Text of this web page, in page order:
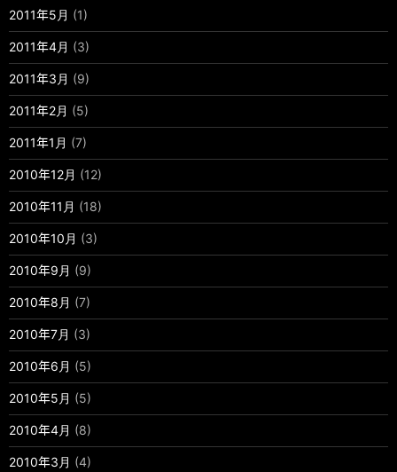
2011年5月 (1)
2011年4月 (3)
2011年3月 (9)
2011年2月 (5)
2011年1月 (7)
2010年12月 (12)
2010年11月 (18)
2010年10月 (3)
2010年9月 (9)
2010年8月 (7)
2010年7月 (3)
2010年6月 (5)
2010年5月 (5)
2010年4月 (8)
2010年3月 (4)